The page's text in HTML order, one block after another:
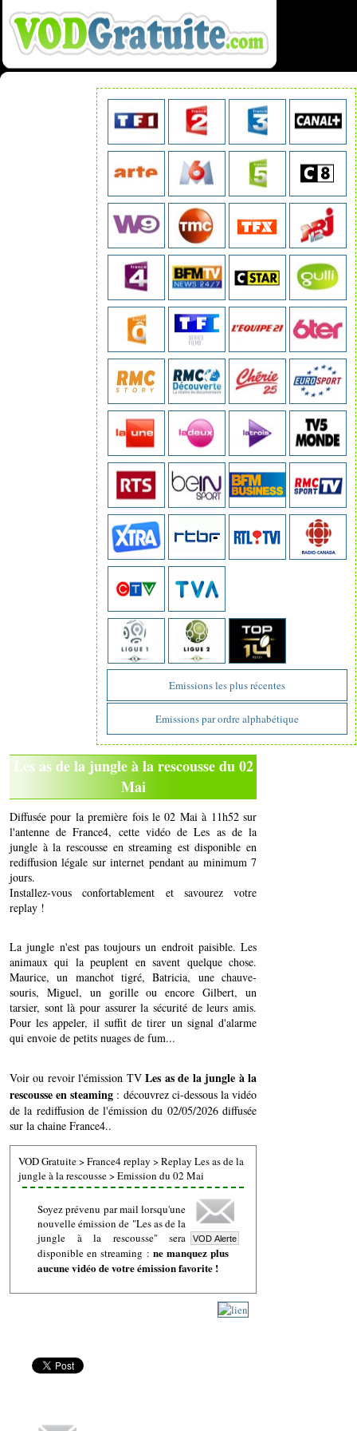
Emissions les plus récentes
Emissions par ordre alphabétique
Les as de la jungle à la rescousse du 02
Mai
Diffusée pour la première fois le 02 Mai à 11h52 sur
l'antenne de France4, cette vidéo de Les as de la
jungle à la rescousse en streaming est disponible en
rediffusion légale sur internet pendant au minimum 7
jours.
Installez-vous confortablement et savourez votre
replay !
La jungle n'est pas toujours un endroit paisible. Les
animaux qui la peuplent en savent quelque chose.
Maurice, un manchot tigré, Batricia, une chauve-
souris, Miguel, un gorille ou encore Gilbert, un
tarsier, sont là pour assurer la sécurité de leurs amis.
Pour les appeler, il suffit de tirer un signal d'alarme
qui envoie de petits nuages de fum...
Voir ou revoir l'émission TVLes as de la jungle à la
rescousse en steaming : découvrez ci-dessous la vidéo
de la rediffusion de l'émission du 02/05/2026 diffusée
sur la chaine France4..
VOD Gratuite>France4 replay >Replay Les as de la
jungle à la rescousse>Emission du 02 Mai
Soyez prévenu par mail lorsqu'une
nouvelle émission de "Les as de la
jungle à la rescousse" sera
disponible en streaming : ne manquez plus
aucune vidéo de votre émission favorite !